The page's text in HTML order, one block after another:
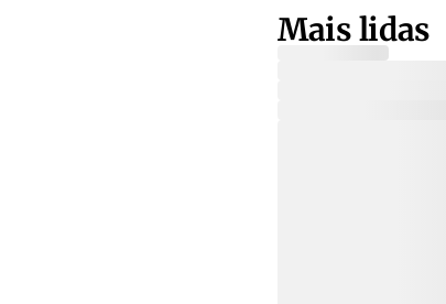
Mais lidas